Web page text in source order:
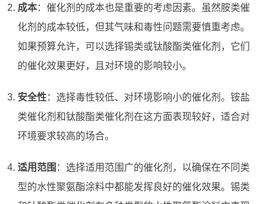
成本：催化剂的成本也是重要的考虑因素。虽然胺类催
化剂的成本较低，但其气味和毒性问题需要慎重考虑。
如果预算允许，可以选择锡类或钛酸酯类催化剂，它们
的催化效果更好，且对环境的影响较小。
安全性：选择毒性较低、对环境影响小的催化剂。铵盐
类催化剂和钛酸酯类催化剂在这方面表现较好，适合对
环境要求较高的场合。
适用范围 ：选择适用范围广的催化剂，以确保在不同类
型的水性聚氨酯涂料中都能发挥良好的催化效果。锡类